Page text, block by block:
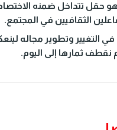
تتداخل ضمنه
الثقافيين في المجتمع.
وتطوير مجاله
ثمارها إلى اليوم.